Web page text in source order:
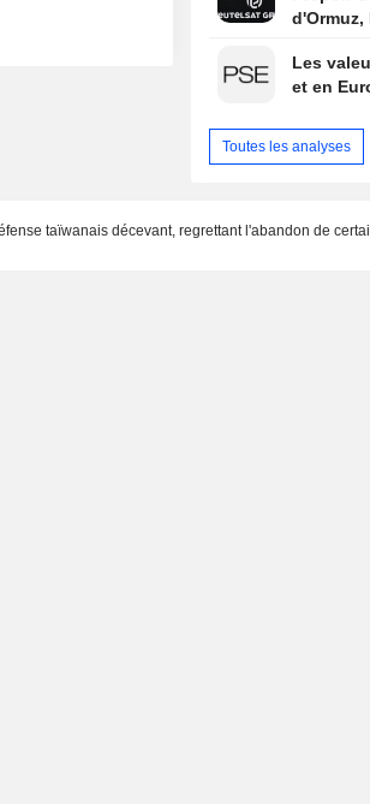
Les
et en
Toutes les analyses
taïwanais décevant, regrettant l'abandon de